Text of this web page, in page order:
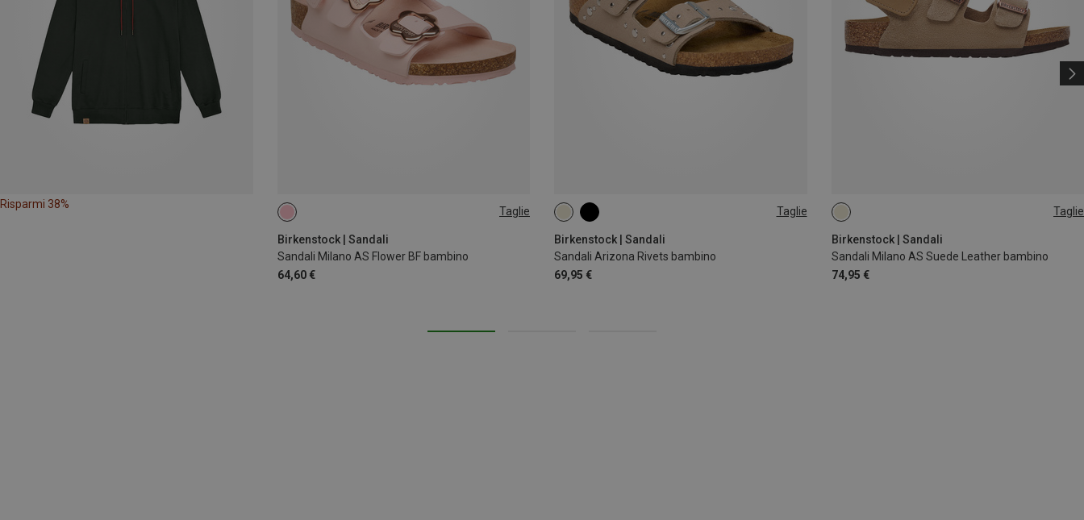
Risparmi 38%
Taglie
Birkenstock | Sandali
Sandali Milano AS Flower BF bambino
64,60 €
26 Taglie
Birkenstock | Sandali
Sandali Arizona Rivets bambino
69,95 €
29 30 Taglie
Birkenstock | Sandali
Sandali Milano AS Suede Leather bambino
74,95 €
28